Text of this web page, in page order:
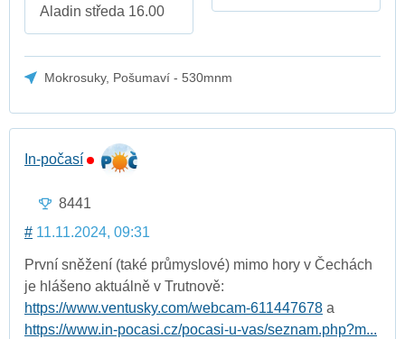
Aladin středa 16.00
Mokrosuky, Pošumaví - 530mnm
In-počasí
8441
# 11.11.2024, 09:31
První sněžení (také průmyslové) mimo hory v Čechách
je hlášeno aktuálně v Trutnově:
https://www.ventusky.com/webcam-611447678 a
https://www.in-pocasi.cz/pocasi-u-vas/seznam.php?m...